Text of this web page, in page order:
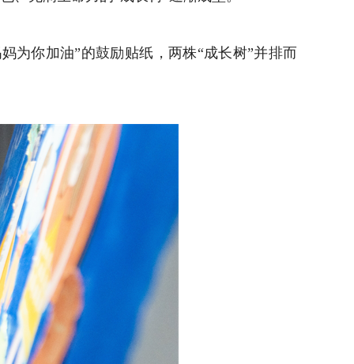
你加油”的鼓励贴纸，两株“成长树”并排而